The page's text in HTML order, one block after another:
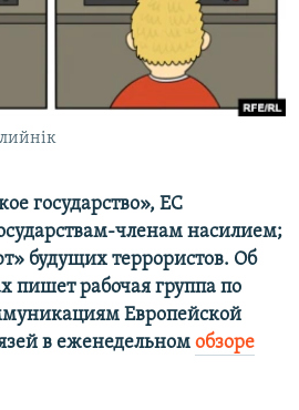
КРЫМА
государство», ЕС
членам насилием;
будущих террористов. Об
пишет рабочая группа по
Европейской
в еженедельном обзоре